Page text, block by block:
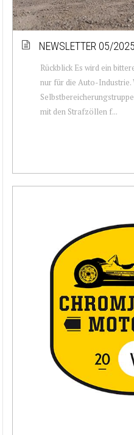
NEWSLETTER 05/2025
Rückblick Es wird ein
nur für die Auto-Industrie.
mit den Strafzöllen f...